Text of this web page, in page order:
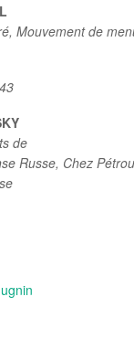
Mouvement de
de
Russe, Chez